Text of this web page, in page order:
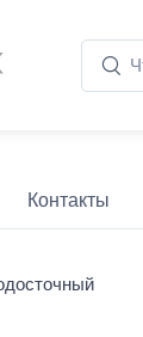
Контакты